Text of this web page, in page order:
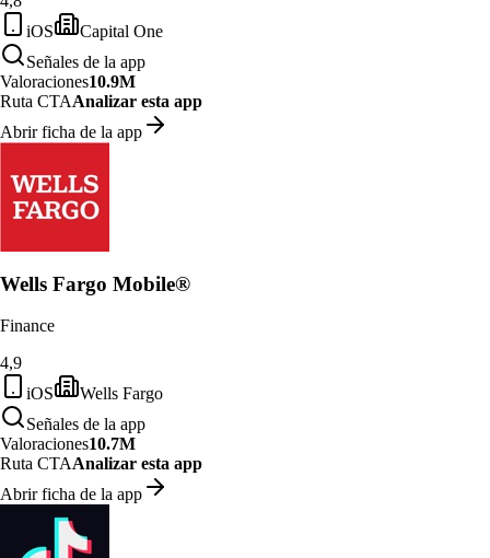
iOS
Capital One
Señales de la app
Valoraciones10.9M
Ruta CTAAnalizar esta app
Abrir ficha de la app
Wells Fargo Mobile®
Finance
4,9
iOS
Wells Fargo
Señales de la app
Valoraciones10.7M
Ruta CTAAnalizar esta app
Abrir ficha de la app